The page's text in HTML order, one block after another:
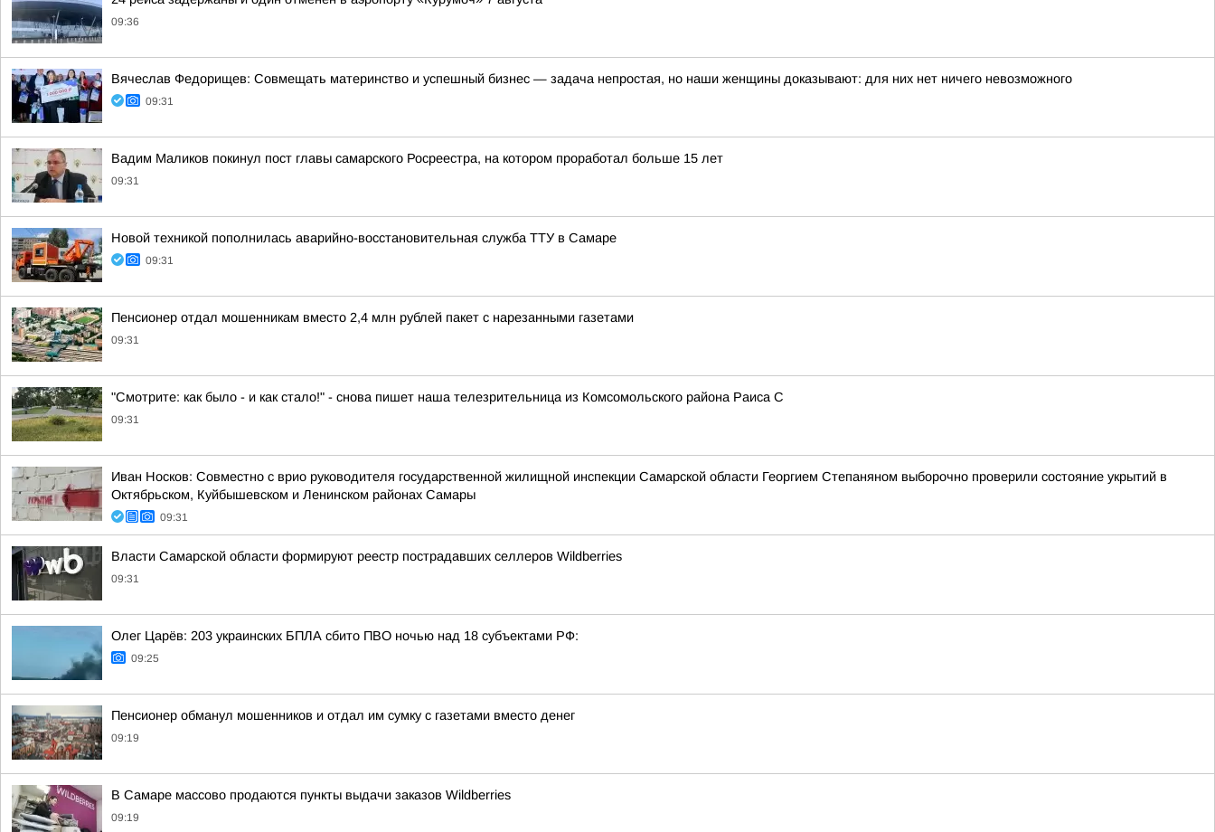
09:36
Вячеслав Федорищев: Совмещать материнство и успешный бизнес — задача непростая, но наши женщины доказывают: для них нет ничего невозможного
09:31
Вадим Маликов покинул пост главы самарского Росреестра, на котором проработал больше 15 лет
09:31
Новой техникой пополнилась аварийно-восстановительная служба ТТУ в Самаре
09:31
Пенсионер отдал мошенникам вместо 2,4 млн рублей пакет с нарезанными газетами
09:31
"Смотрите: как было - и как стало!" - снова пишет наша телезрительница из Комсомольского района Раиса С
09:31
Иван Носков: Совместно с врио руководителя государственной жилищной инспекции Самарской области Георгием Степаняном выборочно проверили состояние укрытий в
Октябрьском, Куйбышевском и Ленинском районах Самары
09:31
Власти Самарской области формируют реестр пострадавших селлеров Wildberries
09:31
Олег Царёв: 203 украинских БПЛА сбито ПВО ночью над 18 субъектами РФ:
09:25
Пенсионер обманул мошенников и отдал им сумку с газетами вместо денег
09:19
В Самаре массово продаются пункты выдачи заказов Wildberries
09:19